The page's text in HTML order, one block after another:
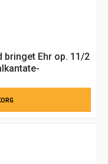
bringet Ehr op. 11/2